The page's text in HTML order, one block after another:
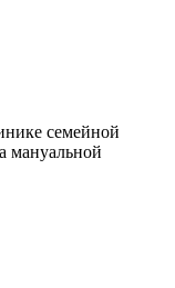
семейной
мануальной